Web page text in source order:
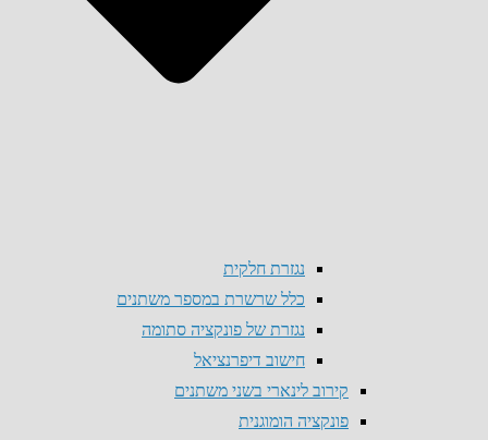
נגזרת חלקית
כלל שרשרת במספר משתנים
נגזרת של פונקציה סתומה
חישוב דיפרנציאל
קירוב לינארי בשני משתנים
פונקציה הומוגנית